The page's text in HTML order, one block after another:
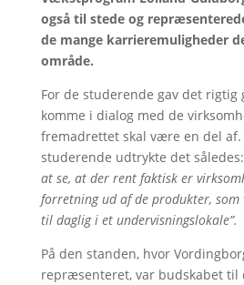
også til stede og
de mange karrieremuligheder
område.
For de studerende gav det rigtig
komme i dialog med de
fremadrettet skal være en del af.
studerende udtrykte det således:
at se, at der rent faktisk er
forretning ud af de produkter,
til daglig i et undervisningslokale”.
På den standen, hvor
repræsenteret, var budskabet til